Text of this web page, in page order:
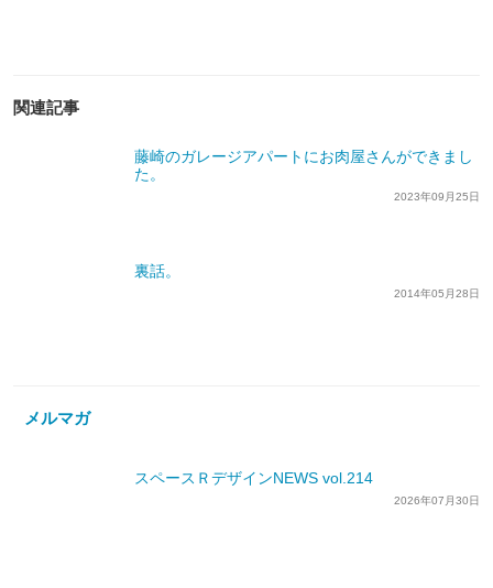
関連記事
藤崎のガレージアパートにお肉屋さんができまし
た。
2023年09月25日
裏話。
2014年05月28日
メルマガ
スペースＲデザインNEWS vol.214
2026年07月30日